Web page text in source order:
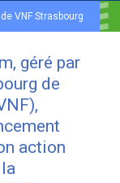
VNF Strasbourg
géré par
de
action